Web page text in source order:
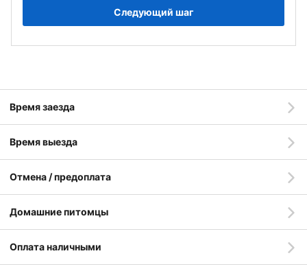
Следующий шаг
Время заезда
Время выезда
Отмена / предоплата
Домашние питомцы
Оплата наличными